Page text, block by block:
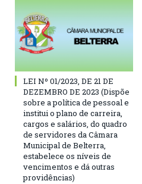
LEI Nº 01/2023, DE 21 DE
DEZEMBRO DE 2023 (Dispõe
sobre a política de pessoal e
institui o plano de carreira,
cargos e salários, do quadro
de servidores da Câmara
Municipal de Belterra,
estabelece os níveis de
vencimentos e dá outras
providências)